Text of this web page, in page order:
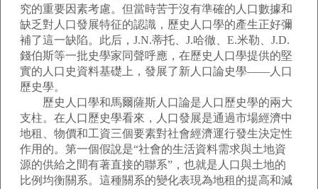
究的重要因素考慮。但當時苦于沒有準確的人口數據和
缺乏對人口發展特征的認識，歷史人口學的產生正好彌
補了這一缺陷。此后，J.N.蒂托、J.哈徹、E.米勒、J.D.
錢伯斯等一批史學家同聲呼應，在歷史人口學提供的堅
實的人口史資料基礎上，發展了新人口論史學——人口
歷史學。
歷史人口學和馬爾薩斯人口論是人口歷史學的兩大
支柱。在人口歷史學看來，人口發展是通過市場經濟中
地租、物價和工資三個要素對社會經濟運行發生決定性
作用的。第一個假說是“社會的生活資料需求與土地資
源的供給之間有著直接的聯系”，也就是人口與土地的
比例均衡關系。這種關系的變化表現為地租的提高和減